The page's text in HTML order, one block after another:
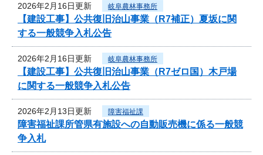
2026年2月16日更新 岐阜農林事務所
【建設工事】公共復旧治山事業（R7補正）夏坂に関
する一般競争入札公告
2026年2月16日更新 岐阜農林事務所
【建設工事】公共復旧治山事業（R7ゼロ国）木戸場
に関する一般競争入札公告
2026年2月13日更新 障害福祉課
障害福祉課所管県有施設への自動販売機に係る一般競
争入札